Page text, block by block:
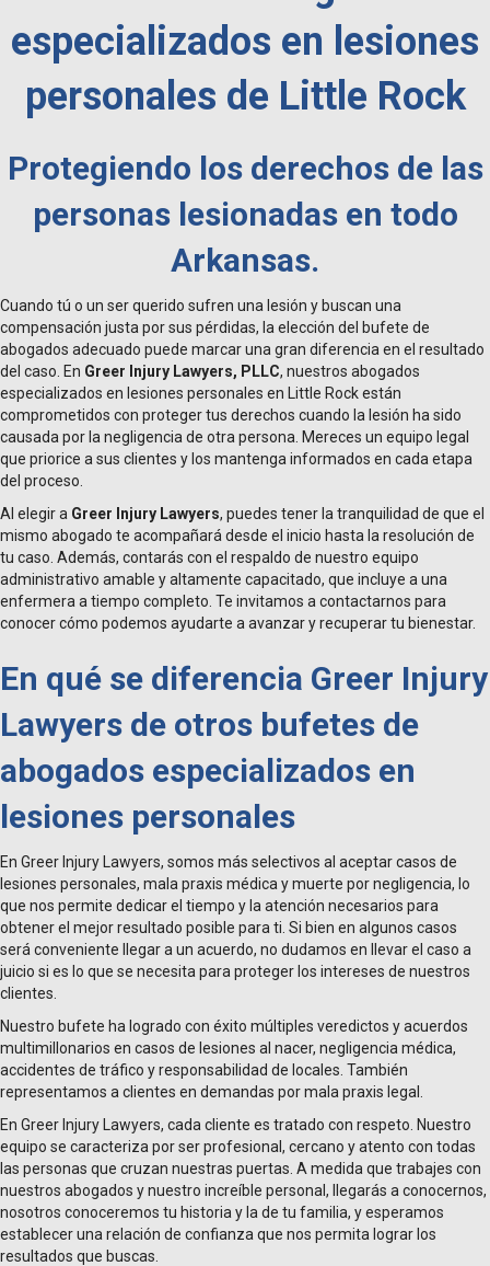
especializados en lesiones
personales de Little Rock
Protegiendo los derechos de las
personas lesionadas en todo
Arkansas.
Cuando tú o un ser querido sufren una lesión y buscan una
compensación justa por sus pérdidas, la elección del bufete de
abogados adecuado puede marcar una gran diferencia en el resultado
del caso. En Greer Injury Lawyers, PLLC, nuestros abogados
especializados en lesiones personales en Little Rock están
comprometidos con proteger tus derechos cuando la lesión ha sido
causada por la negligencia de otra persona. Mereces un equipo legal
que priorice a sus clientes y los mantenga informados en cada etapa
del proceso.
Al elegir a Greer Injury Lawyers, puedes tener la tranquilidad de que el
mismo abogado te acompañará desde el inicio hasta la resolución de
tu caso. Además, contarás con el respaldo de nuestro equipo
administrativo amable y altamente capacitado, que incluye a una
enfermera a tiempo completo. Te invitamos a contactarnos para
conocer cómo podemos ayudarte a avanzar y recuperar tu bienestar.
En qué se diferencia Greer Injury
Lawyers de otros bufetes de
abogados especializados en
lesiones personales
En Greer Injury Lawyers, somos más selectivos al aceptar casos de
lesiones personales, mala praxis médica y muerte por negligencia, lo
que nos permite dedicar el tiempo y la atención necesarios para
obtener el mejor resultado posible para ti. Si bien en algunos casos
será conveniente llegar a un acuerdo, no dudamos en llevar el caso a
juicio si es lo que se necesita para proteger los intereses de nuestros
clientes.
Nuestro bufete ha logrado con éxito múltiples veredictos y acuerdos
multimillonarios en casos de lesiones al nacer, negligencia médica,
accidentes de tráfico y responsabilidad de locales. También
representamos a clientes en demandas por mala praxis legal.
En Greer Injury Lawyers, cada cliente es tratado con respeto. Nuestro
equipo se caracteriza por ser profesional, cercano y atento con todas
las personas que cruzan nuestras puertas. A medida que trabajes con
nuestros abogados y nuestro increíble personal, llegarás a conocernos,
nosotros conoceremos tu historia y la de tu familia, y esperamos
establecer una relación de confianza que nos permita lograr los
resultados que buscas.